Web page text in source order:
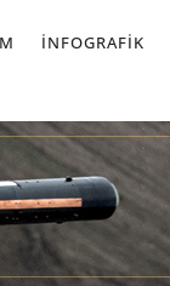
İNFOGRAFIK